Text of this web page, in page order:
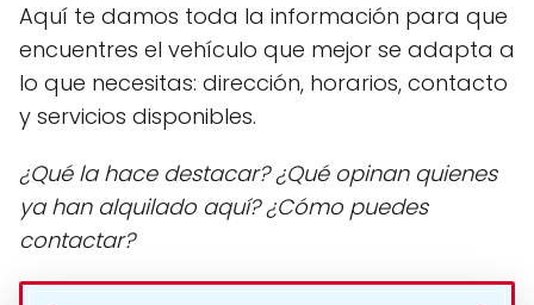
Aquí te damos toda la información para que
encuentres el vehículo que mejor se adapta a
lo que necesitas: dirección, horarios, contacto
y servicios disponibles.
¿Qué la hace destacar? ¿Qué opinan quienes
ya han alquilado aquí? ¿Cómo puedes
contactar?